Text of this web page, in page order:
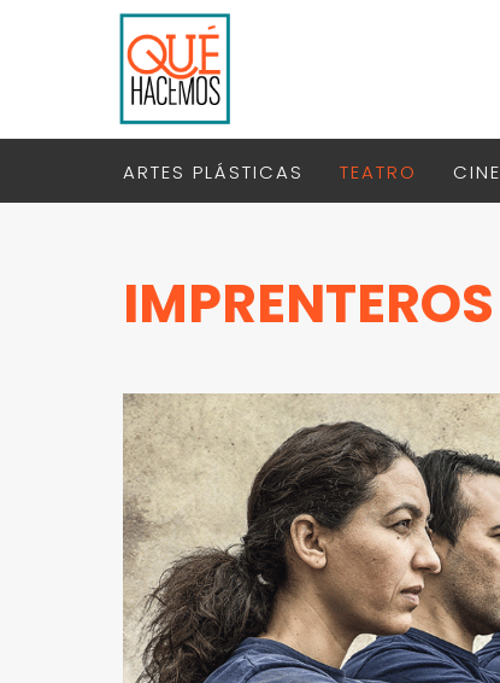
ARTES PLÁSTICAS TEATRO CINE
IMPRENTEROS